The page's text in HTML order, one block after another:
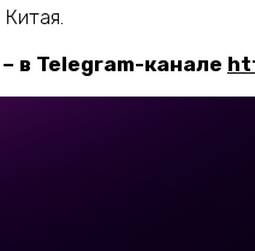
в Telegram-канале